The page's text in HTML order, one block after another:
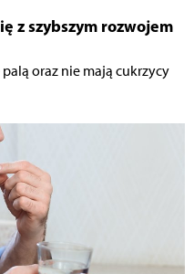
z szybszym rozwojem
oraz nie mają cukrzycy